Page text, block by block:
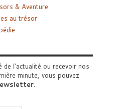
& Aventure
au trésor
de l'actualité ou recevoir nos
minute, vous pouvez
.